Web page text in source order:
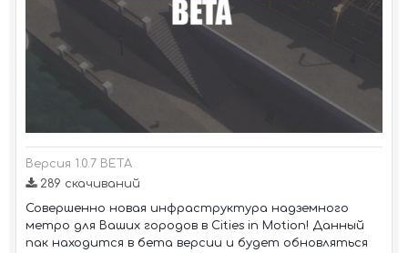
Версия 1.0.7 BETA
289 скачиваний
Совершенно новая инфраструктура надземного
метро для Ваших городов в Cities in Motion! Данный
пак находится в бета версии и будет обновляться